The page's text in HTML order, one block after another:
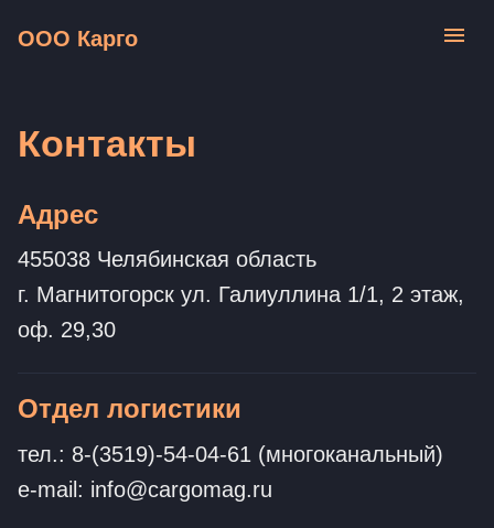
ООО Карго
Контакты
Адрес
455038 Челябинская область
г. Магнитогорск ул. Галиуллина 1/1, 2 этаж,
оф. 29,30
Отдел логистики
тел.: 8-(3519)-54-04-61 (многоканальный)
e-mail: info@cargomag.ru